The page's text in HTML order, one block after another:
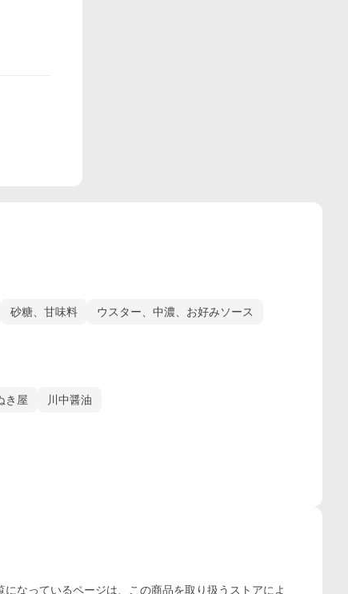
砂糖、甘味料
ウスター、中濃、お好みソース
き屋 川中醤油
になっているページは、この商品を取り扱うストアによ